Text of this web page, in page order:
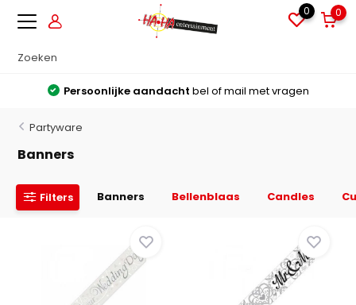
0 0
Grote voorradenAlles direct leverbaar uit voorraad
Partyware
Banners
Filters Banners Bellenblaas Candles